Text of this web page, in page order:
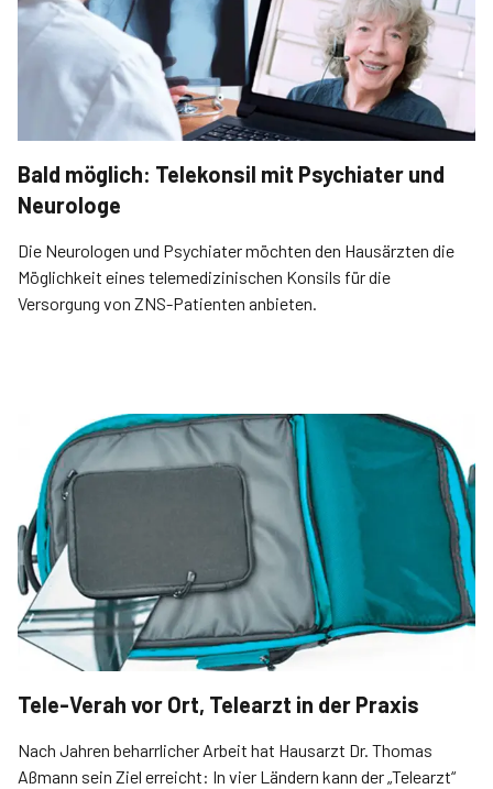
Bald möglich: Telekonsil mit Psychiater und
Neurologe
Die Neurologen und Psych­iater möchten den Hausärzten die
Möglichkeit eines telemedizinischen Konsils für die
Versorgung von ZNS-Patienten anbieten.
Tele-Verah vor Ort, Telearzt in der Praxis
Nach Jahren beharrlicher Arbeit hat Hausarzt Dr. Thomas
Aßmann sein Ziel erreicht: In vier Ländern kann der „Telearzt“